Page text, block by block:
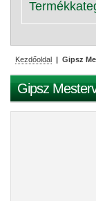
Kezdőoldal | Gipsz
Gipsz